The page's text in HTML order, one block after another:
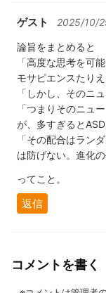
ゲスト 2025/10/
論旨をまとめると
「高度な思考を可
モサピエンスたりえ
「しかし、そのニ
「つまりそのニュ
が、多すぎるとASD
「その配合はラン
は防げない。進化の
ってこと。
返信
コメントを書く